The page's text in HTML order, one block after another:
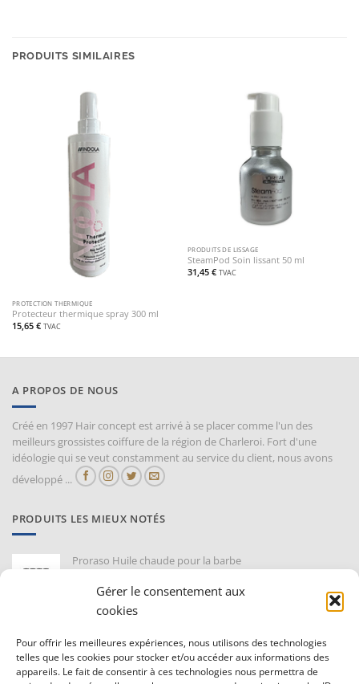
Gérer le consentement aux
cookies
Pour offrir les meilleures expériences, nous utilisons des technologies
telles que les cookies pour stocker et/ou accéder aux informations des
appareils. Le fait de consentir à ces technologies nous permettra de
PRODUITS SIMILAIRES
PROTECTION THERMIQUE
Protecteur thermique spray 300 ml
15,65 € TVAC
PRODUITS DE LISSAGE
SteamPod Soin lissant 50 ml
31,45 € TVAC
A PROPOS DE NOUS
Créé en 1997 Hair concept est arrivé à se placer comme l'un des
meilleurs grossistes coiffure de la région de Charleroi. Fort d'une
idéologie qui se veut constamment au service du client, nous avons
développé ...
PRODUITS LES MIEUX NOTÉS
Proraso Huile chaude pour la barbe
7,20€ TVAC